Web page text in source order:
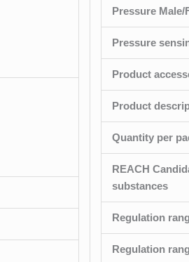
Pressure Male/
Pressure
Product
Product
Quantity per
REACH
substances
Regulation
Regulation